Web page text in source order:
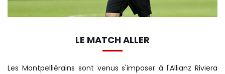
LE MATCH ALLER
Les Montpelliérains sont venus s'imposer à l'Allianz Riviera